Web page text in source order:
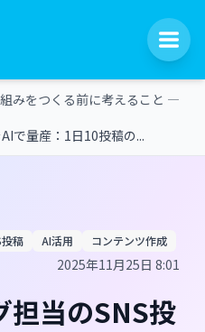
みをつくる前に考えること ―
で量産：1日10投稿の...
投稿 AI活用
コンテンツ作成
2025年11月25日 8:01
担当のSNS投